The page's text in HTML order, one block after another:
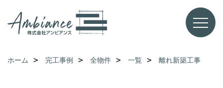
ホーム 完工事例 全物件 一覧 離れ新築工事